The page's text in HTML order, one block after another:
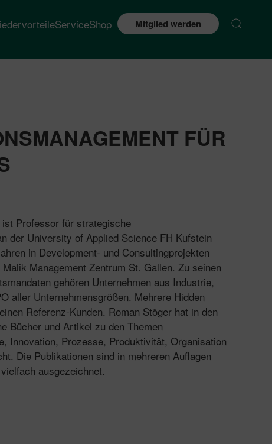
ServiceShop Mitglied werden
FÜR
Professor für strategische
der University of Applied Science FH Kufstein
in Development- und Consultingprojekten
Management Zentrum St. Gallen. Zu seinen
gehören Unternehmen aus Industrie,
aller Unternehmensgrößen. Mehrere Hidden
Referenz-Kunden. Roman Stöger hat in den
Bücher und Artikel zu den Themen
Innovation, Prozesse, Produktivität, Organisation
Die Publikationen sind in mehreren Auflagen
ausgezeichnet.